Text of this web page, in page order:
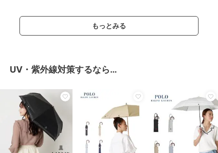
もっとみる
UV・紫外線対策するなら…